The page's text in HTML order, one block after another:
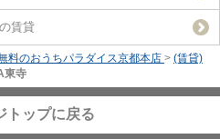
賃貸
料のおうちパラダイス京都本店 > (賃貸)
東寺
トップに戻る